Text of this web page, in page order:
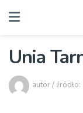
Unia
autor / źródło: